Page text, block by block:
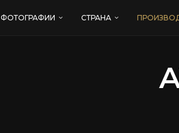
ФОТОГРАФИИ СТРАНА